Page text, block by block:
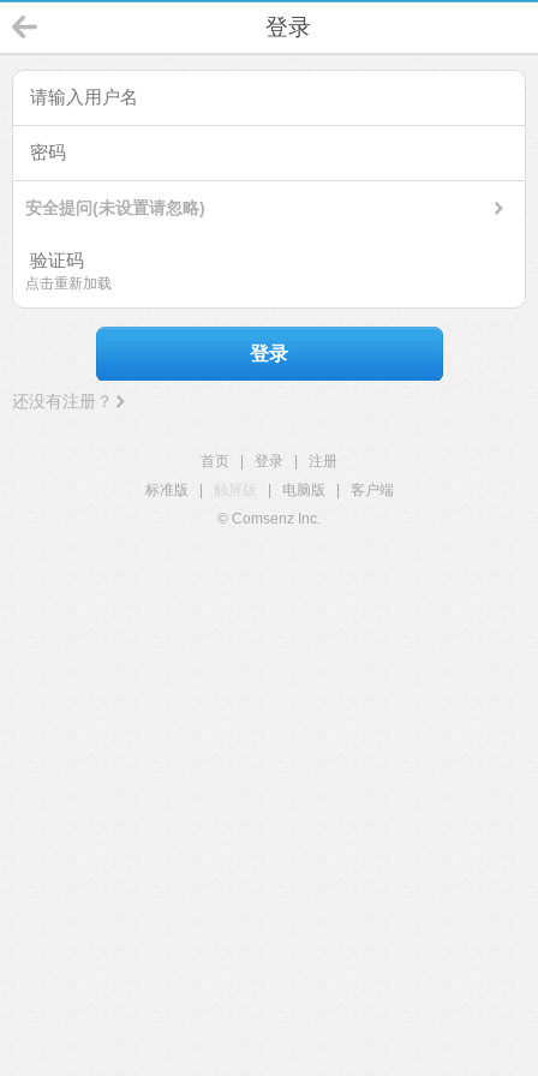
登录
安全提问(未设置请忽略)
点击重新加载
登录
还没有注册？
首页 登录
注册
标准版
触屏版 电脑版
客户端
© Comsenz Inc.